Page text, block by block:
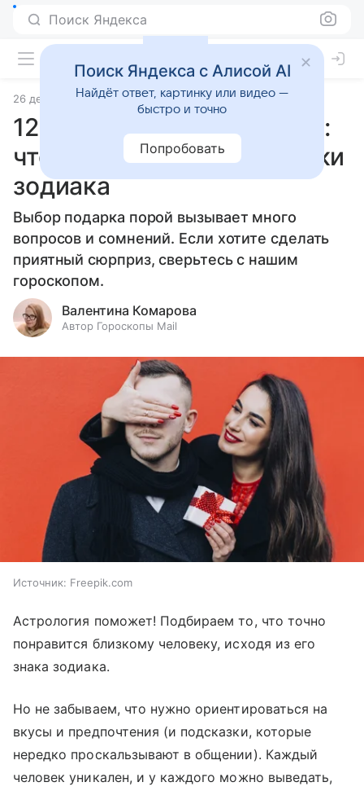
Поиск Яндекса
26 декабря 2025 Источник:Гороскопы Mail Статьи
12 подарков по гороскопу:
что бы выбрали сами знаки
зодиака
Выбор подарка порой вызывает много
вопросов и сомнений. Если хотите сделать
приятный сюрприз, сверьтесь с нашим
гороскопом.
Валентина Комарова
Автор Гороскопы Mail
Источник: Freepik.com
Астрология поможет! Подбираем то, что точно
понравится близкому человеку, исходя из его
знака зодиака.
Но не забываем, что нужно ориентироваться на
вкусы и предпочтения (и подсказки, которые
нередко проскальзывают в общении). Каждый
человек уникален, и у каждого можно выведать,
Поиск Яндекса с Алисой AI
Найдёт ответ, картинку или видео —
быстро и точно
Попробовать